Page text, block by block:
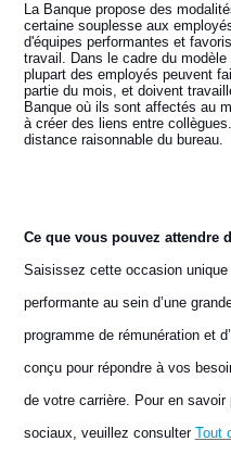
La Banque propose des
certaine souplesse aux
d'équipes performantes et
travail. Dans le cadre du
plupart des employés peuvent
partie du mois, et doivent
Banque où ils sont affectés au
à créer des liens entre
distance raisonnable du bureau.
Ce que vous pouvez attendre
Saisissez cette occasion unique
performante au sein d’une
programme de rémunération et
conçu pour répondre à vos
de votre carrière. Pour en
sociaux, veuillez consulter Tout